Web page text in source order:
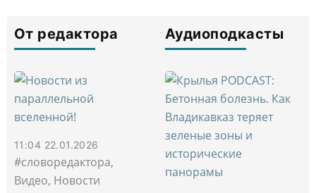
От редактора
11:04 22.01.2026
#словоредактора,
Видео, Новости
Аудиоподкасты